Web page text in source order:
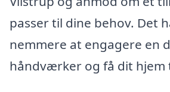
passer til dine behov. Det
nemmere at engagere en
håndværker og få dit hjem